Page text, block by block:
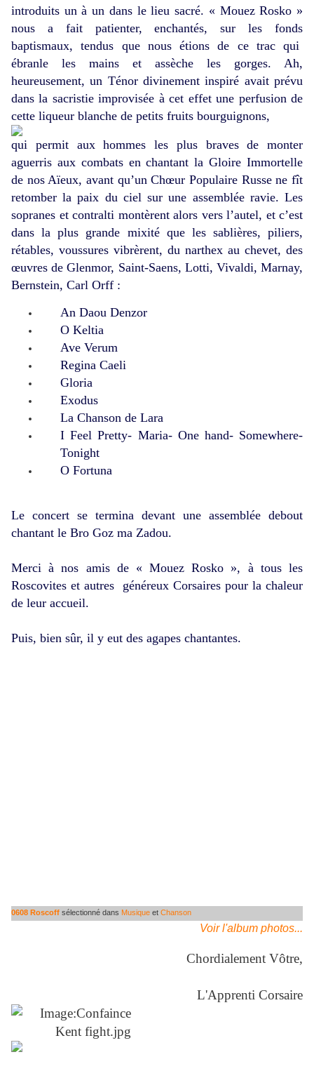
introduits un à un dans le lieu sacré. « Mouez Rosko »
nous a fait patienter, enchantés, sur les fonds
baptismaux, tendus que nous étions de ce trac qui
ébranle les mains et assèche les gorges. Ah,
heureusement, un Ténor divinement inspiré avait prévu
dans la sacristie improvisée à cet effet une perfusion de
cette liqueur blanche de petits fruits bourguignons,
qui permit aux hommes les plus braves de monter
aguerris aux combats en chantant la Gloire Immortelle
de nos Aïeux, avant qu’un Chœur Populaire Russe ne fît
retomber la paix du ciel sur une assemblée ravie. Les
sopranes et contralti montèrent alors vers l’autel, et c’est
dans la plus grande mixité que les sablières, piliers,
rétables, voussures vibrèrent, du narthex au chevet, des
œuvres de Glenmor, Saint-Saens, Lotti, Vivaldi, Marnay,
Bernstein, Carl Orff :
An Daou Denzor
O Keltia
Ave Verum
Regina Caeli
Gloria
Exodus
La Chanson de Lara
I Feel Pretty- Maria- One hand- Somewhere-
Tonight
O Fortuna
Le concert se termina devant une assemblée debout
chantant le Bro Goz ma Zadou.
Merci à nos amis de « Mouez Rosko », à tous les
Roscovites et autres généreux Corsaires pour la chaleur
de leur accueil.
Puis, bien sûr, il y eut des agapes chantantes.
0608 Roscoff sélectionné dans Musique et Chanson
Voir l'album photos...
Chordialement Vôtre,
L'Apprenti Corsaire